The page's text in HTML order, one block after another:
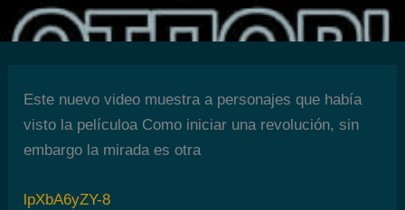
Este nuevo video muestra a personajes que había
visto la películoa Como iniciar una revolución, sin
embargo la mirada es otra
lpXbA6yZY-8